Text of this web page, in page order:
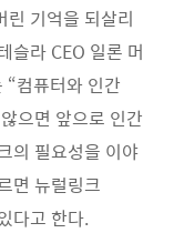
린 기억을 되살리
슬라 CEO 일론 머
컴퓨터와 인간
으면 앞으로 인간
의 필요성을 이야
면 뉴럴링크
다고 한다.